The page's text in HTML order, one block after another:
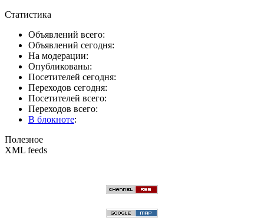
Статистика
Объявлений всего:
Объявлений сегодня:
На модерации:
Опубликованы:
Посетителей сегодня:
Переходов сегодня:
Посетителей всего:
Переходов всего:
В блокноте:
Полезное
XML feeds